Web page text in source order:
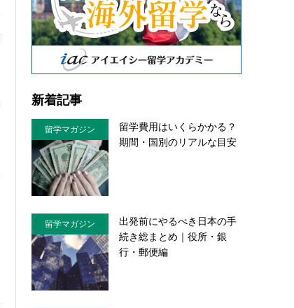
新着記事
留学マガジン
留学費用はいくらかかる？
期間・国別のリアルな目安
留学マガジン
出発前にやるべき日本の手
続き総まとめ｜役所・銀
行・郵便編